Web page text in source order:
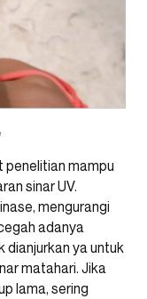
penelitian mampu
sinar UV.
mengurangi
adanya
dianjurkan ya untuk
matahari. Jika
lama, sering